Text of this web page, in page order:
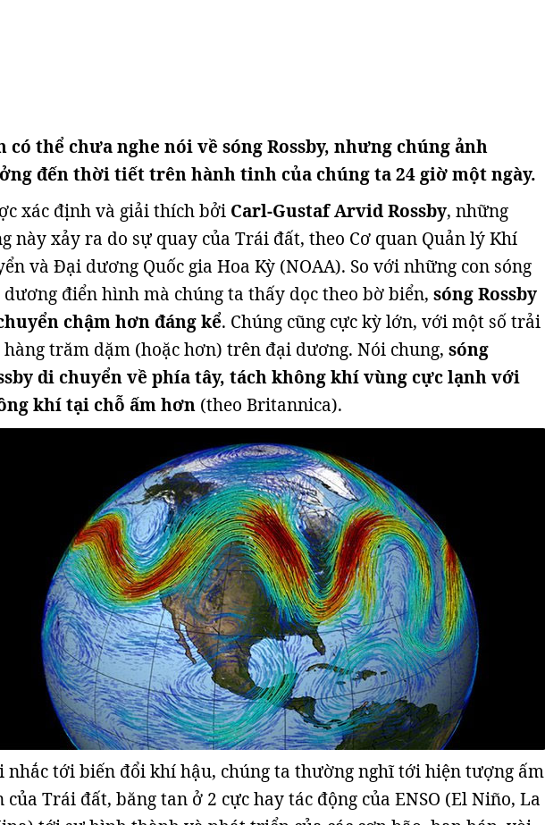
có thể chưa nghe nói về sóng Rossby, nhưng chúng ảnh
đến thời tiết trên hành tinh của chúng ta 24 giờ một ngày.
xác định và giải thích bởi Carl-Gustaf Arvid Rossby, những
này xảy ra do sự quay của Trái đất, theo Cơ quan Quản lý Khí
và Đại dương Quốc gia Hoa Kỳ (NOAA). So với những con sóng
dương điển hình mà chúng ta thấy dọc theo bờ biển, sóng Rossby
chậm hơn đáng kể. Chúng cũng cực kỳ lớn, với một số trải
hàng trăm dặm (hoặc hơn) trên đại dương. Nói chung, sóng
di chuyển về phía tây, tách không khí vùng cực lạnh với
khí tại chỗ ấm hơn (theo Britannica).
nhắc tới biến đổi khí hậu, chúng ta thường nghĩ tới hiện tượng ấm
của Trái đất, băng tan ở 2 cực hay tác động của ENSO (El Niño, La